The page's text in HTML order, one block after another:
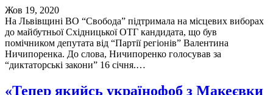
Жов 19, 2020
На Львівщині ВО “Свобода” підтримала на місцевих виборах
до майбутньої Східницької ОТГ кандидата, що був
помічником депутата від “Партії регіонів” Валентина
Ничипоренка. До слова, Ничипоренко голосував за
“диктаторські закони” 16 січня.…
«Тепер якийсь українофоб з Макеєвки